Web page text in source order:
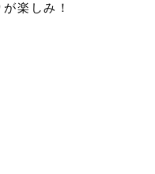
楽しみ！